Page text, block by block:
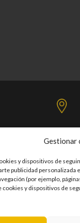
Gestionar
y dispositivos de
publicidad personalizada
(por ejemplo,
cookies y dispositivos de
C/. Mercedes, Las
/ 38108 – San